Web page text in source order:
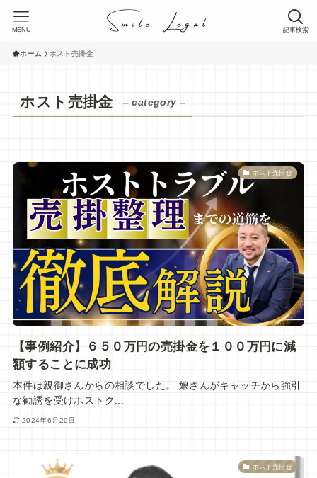
記事検索
MENU
ホーム ホスト売掛金
ホスト売掛金 – category –
ホスト売掛金
【事例紹介】６５０万円の売掛金を１００万円に減
額することに成功
本件は親御さんからの相談でした。 娘さんがキャッチから強引
な勧誘を受けホストク...
2024年6月20日
ホスト売掛金